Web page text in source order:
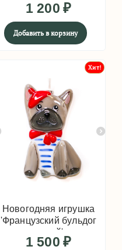
1 200 ₽
Добавить в корзину
Хит!
Новогодняя игрушка
'Французский бульдог
серый'
1 500 ₽